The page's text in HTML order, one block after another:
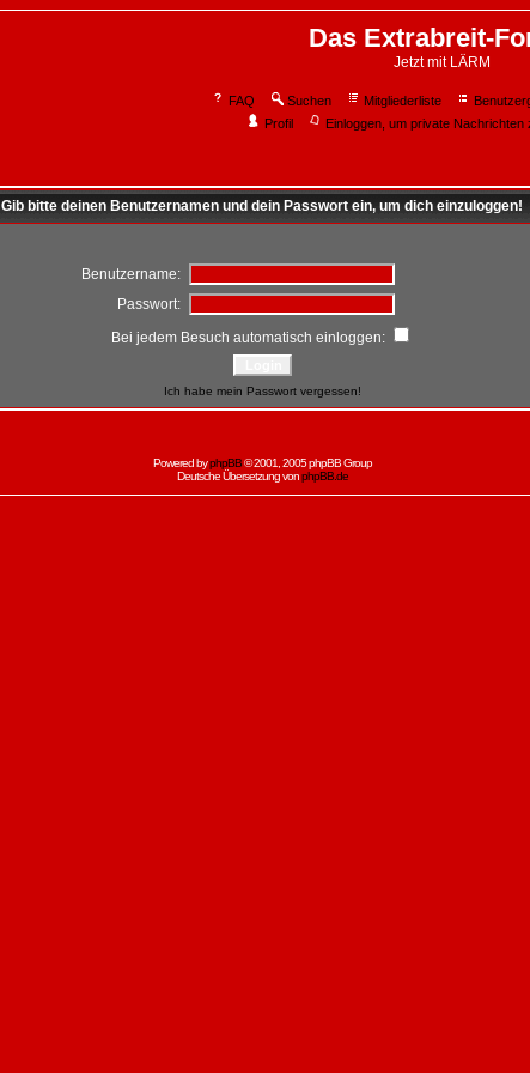
Das Extrabreit-
Jetzt mit LÄRM
FAQ Suchen Mitgliederliste
Profil
Einloggen, um private Nachrichten
Gib bitte deinen Benutzernamen und dein Passwort ein, um dich einzuloggen!
Benutzername:
Passwort:
Bei jedem Besuch automatisch einloggen:
Ich habe mein Passwort vergessen!
Powered byphpBB© 2001, 2005 phpBB Group
Deutsche Übersetzung vonphpBB.de